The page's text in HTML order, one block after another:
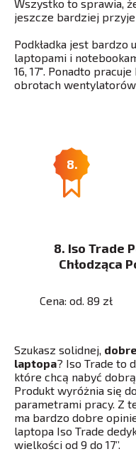
Wszystko to sprawia,
jeszcze bardziej
Podkładka jest bardzo
laptopami i
16, 17″. Ponadto
obrotach wentylatorów
8.
8. Iso Trade
Chłodząca
Cena: od. 89 zł
Szukasz solidnej,
laptopa? Iso Trade to
które chcą nabyć
Produkt wyróżnia się
parametrami pracy. Z
ma bardzo dobre
laptopa Iso Trade
wielkości od 9 do 17’’.